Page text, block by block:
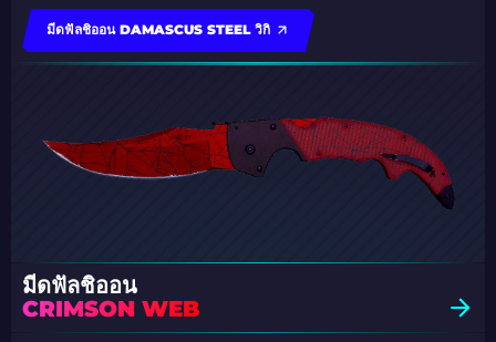
มีดฟัลชิออน DAMASCUS STEEL วิกิ
มีดฟัลชิออน
CRIMSON WEB